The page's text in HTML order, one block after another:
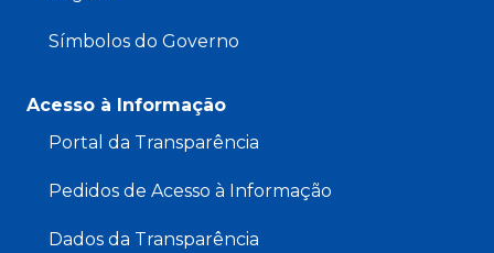
Símbolos do Governo
Acesso à Informação
Portal da Transparência
Pedidos de Acesso à Informação
Dados da Transparência